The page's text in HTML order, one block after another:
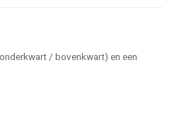
/ bovenkwart) en een